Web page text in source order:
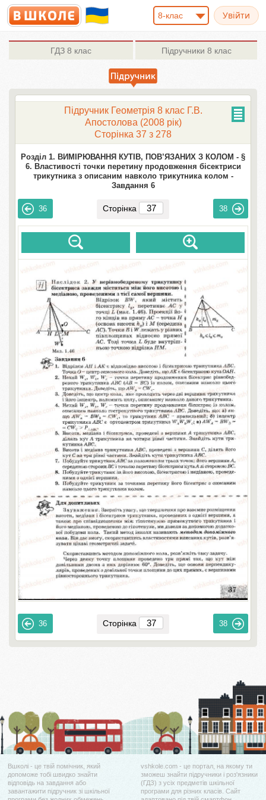
8-клас
ГДЗ 8 клас Підручники 8 клас
Підручник Геометрія 8 клас Г.В.
Апостолова (2008 рік)
Сторінка 37 з 278
Розділ 1. ВИМІРЮВАННЯ КУТІВ, ПОВ’ЯЗАНИХ З КОЛОМ - §
6. Властивості точки перетину продовження бісектриси
трикутника з описаним навколо трикутника колом -
Завдання 6
36 Сторінка 38
36 Сторінка 38
Вшколі - це твій помічник, який
допоможе тобі швидко знайти
відповідь на завдання або
завантажити підручник зі шкільної
vshkole.com - це портал, на якому ти
зможеш знайти підручники і роз'язники
(ГДЗ) з усіх предметів шкільної
програми для різних класів. Сайт